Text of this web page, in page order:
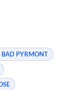
BAD PYRMONT